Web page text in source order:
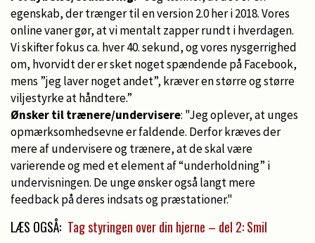
egenskab, der trænger til en version 2.0 her i 2018. Vores
online vaner gør, at vi mentalt zapper rundt i hverdagen.
Vi skifter fokus ca. hver 40. sekund, og vores nysgerrighed
om, hvorvidt der er sket noget spændende på Facebook,
mens ”jeg laver noget andet”, kræver en større og større
viljestyrke at håndtere.”
Ønsker til trænere/undervisere: "Jeg oplever, at unges
opmærksomhedsevne er faldende. Derfor kræves der
mere af undervisere og trænere, at de skal være
varierende og med et element af “underholdning” i
undervisningen. De unge ønsker også langt mere
feedback på deres indsats og præstationer."
LÆS OGSÅ: Tag styringen over din hjerne – del 2: Smil